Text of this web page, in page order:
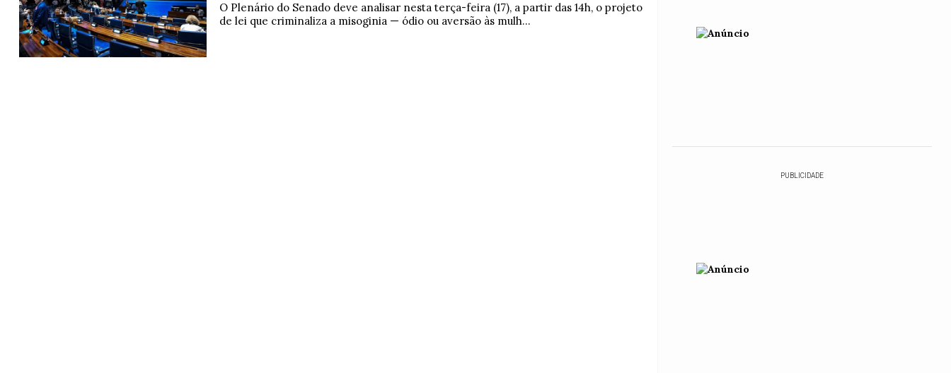
O Plenário do Senado deve analisar nesta terça-feira (17), a partir das 14h, o projeto
de lei que criminaliza a misoginia — ódio ou aversão às mulh...
PUBLICIDADE